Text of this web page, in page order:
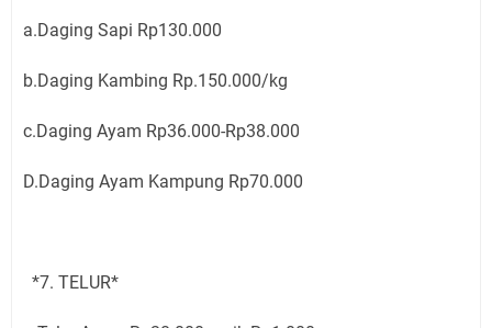
a.Daging Sapi Rp130.000
b.Daging Kambing Rp.150.000/kg
c.Daging Ayam Rp36.000-Rp38.000
D.Daging Ayam Kampung Rp70.000
*7. TELUR*